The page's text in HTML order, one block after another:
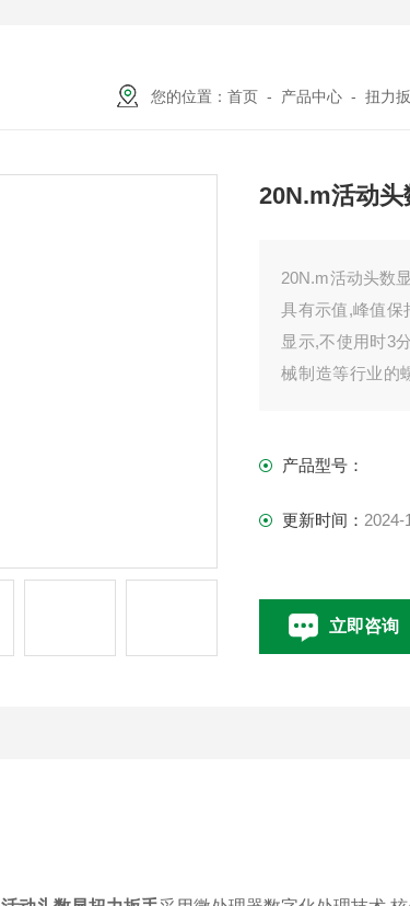
您的位置： 首页 - 产品中心 - 扭力
20N.m活动
20N.m活动头数
具有示值,峰值保
显示,不使用时3
械制造等行业的
能稳定,耗电量小,
产品型号：
更新时间： 2024-
立即咨询